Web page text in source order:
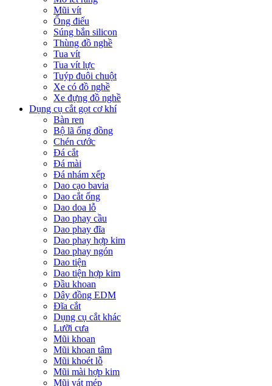
Mũi vít
Ống điếu
Súng bắn silicon
Thùng đồ nghề
Tua vít
Tua vít lực
Tuýp đuôi chuột
Xe có đồ nghề
Xe đựng đồ nghề
Dụng cụ cắt gọt cơ khí
Bàn ren
Bộ lã ống đồng
Chén cước
Đá cắt
Đá mài
Đá nhám xếp
Dao cạo bavia
Dao cắt ống
Dao doa lỗ
Dao phay cầu
Dao phay đĩa
Dao phay hợp kim
Dao phay ngón
Dao tiện
Dao tiện hợp kim
Đầu khoan
Dây đồng EDM
Đĩa cắt
Dụng cụ cắt khác
Lưỡi cưa
Mũi khoan
Mũi khoan tâm
Mũi khoét lỗ
Mũi mài hợp kim
Mũi vát mép